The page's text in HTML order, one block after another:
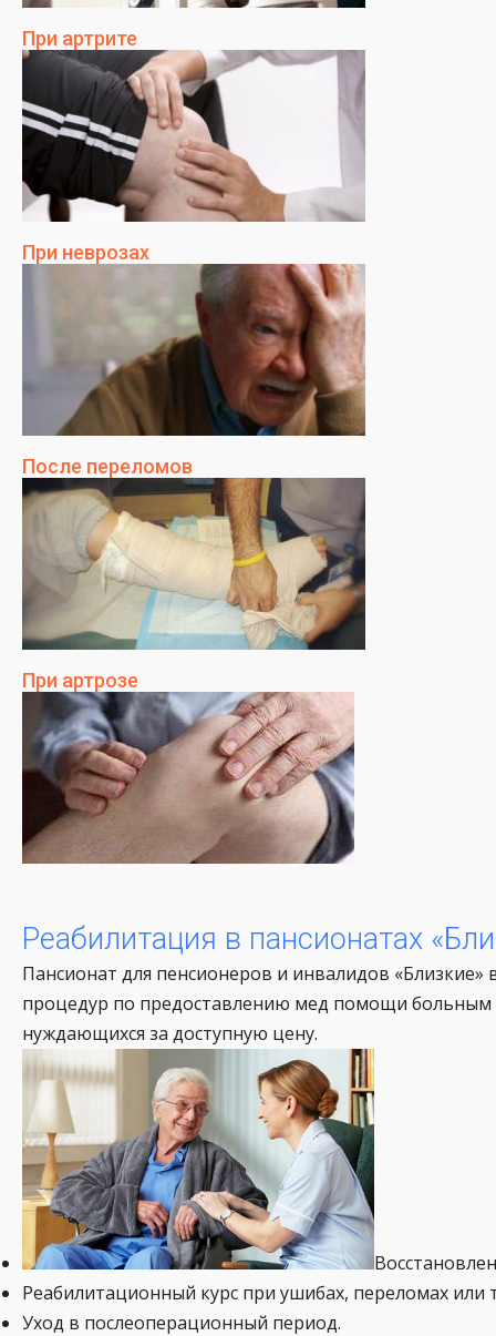
При артрите
При неврозах
После переломов
При артрозе
Реабилитация в пансионатах
Пансионат для пенсионеров и инвалидов
процедур по предоставлению мед помощи больным
нуждающихся за доступную цену.
Реабилитационный курс при ушибах, переломах или
Уход в послеоперационный период.